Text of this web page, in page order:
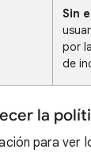
Sin
por
de
la
para ver